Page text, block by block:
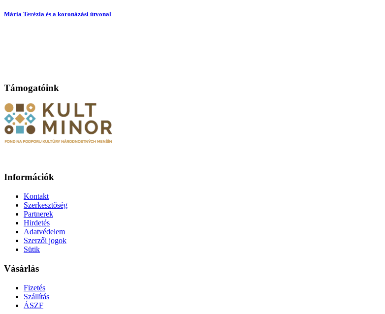
Mária Terézia és a koronázási útvonal
Támogatóink
Információk
Kontakt
Szerkesztőség
Partnerek
Hirdetés
Adatvédelem
Szerzői jogok
Sütik
Vásárlás
Fizetés
Szállítás
ÁSZF